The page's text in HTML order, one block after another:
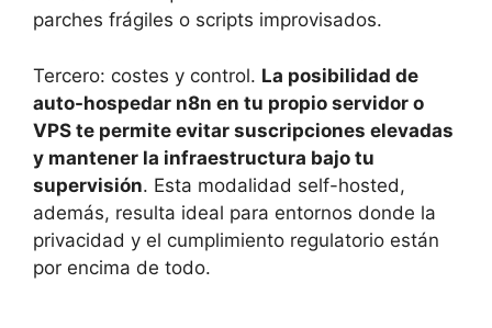
parches frágiles o scripts improvisados.
Tercero: costes y control. La posibilidad de
auto-hospedar n8n en tu propio servidor o
VPS te permite evitar suscripciones elevadas
y mantener la infraestructura bajo tu
supervisión. Esta modalidad self-hosted,
además, resulta ideal para entornos donde la
privacidad y el cumplimiento regulatorio están
por encima de todo.